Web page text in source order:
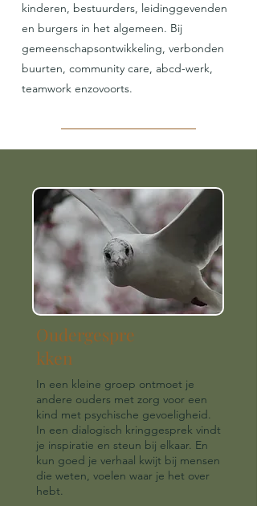
kinderen, bestuurders, leidinggevenden
en burgers in het algemeen. Bij
gemeenschapsontwikkeling, verbonden
buurten, community care, abcd-werk,
teamwork enzovoorts.
Oudergespre
kken
In een kleine groep ontmoet je
andere ouders met zorg voor een
kind met psychische gevoeligheid.
In een dialogisch kringgesprek vindt
je inspiratie en steun bij elkaar. En
kun goed je verhaal kwijt bij mensen
die weten, voelen waar je het over
hebt.